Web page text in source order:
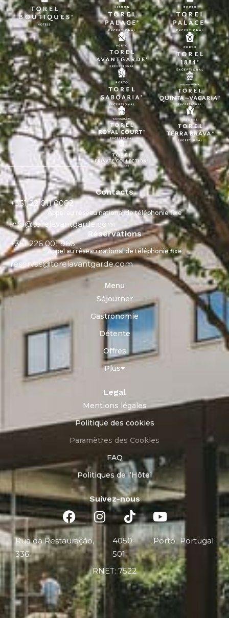
Contacts
+351 22 011 0082
Appel au réseau national de téléphonie fixe
info@torelavantgarde.com
Réservations
+351 226 001 966
Appel au réseau national de téléphonie fixe
reservas@torelavantgarde.com
Menu
Séjourner
Gastronomie
Détente
Offres
Plus
Legal
Mentions légales
Politique des cookies
Paramètres des Cookies
FAQ
Politiques de l’Hôtel
Suivez-nous
Rua da Restauração,
336
4050-
501
Porto Portugal
RNET: 7522